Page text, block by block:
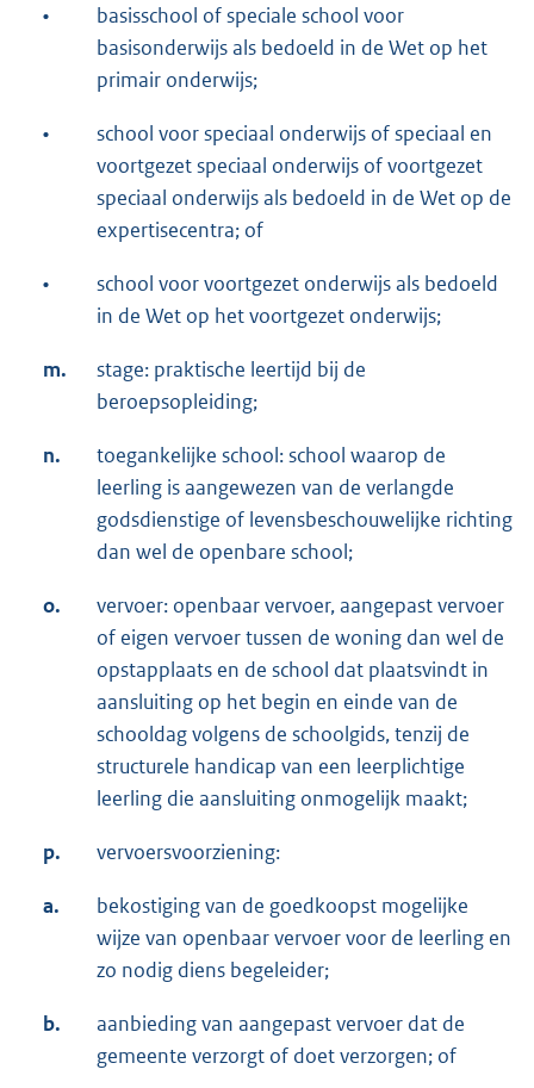
•
basisschool of speciale school voor
basisonderwijs als bedoeld in de Wet op het
primair onderwijs;
•
school voor speciaal onderwijs of speciaal en
voortgezet speciaal onderwijs of voortgezet
speciaal onderwijs als bedoeld in de Wet op de
expertisecentra; of
•
school voor voortgezet onderwijs als bedoeld
in de Wet op het voortgezet onderwijs;
m.
stage: praktische leertijd bij de
beroepsopleiding;
n.
toegankelijke school: school waarop de
leerling is aangewezen van de verlangde
godsdienstige of levensbeschouwelijke richting
dan wel de openbare school;
o.
vervoer: openbaar vervoer, aangepast vervoer
of eigen vervoer tussen de woning dan wel de
opstapplaats en de school dat plaatsvindt in
aansluiting op het begin en einde van de
schooldag volgens de schoolgids, tenzij de
structurele handicap van een leerplichtige
leerling die aansluiting onmogelijk maakt;
p. vervoersvoorziening:
a.
bekostiging van de goedkoopst mogelijke
wijze van openbaar vervoer voor de leerling en
zo nodig diens begeleider;
b.
aanbieding van aangepast vervoer dat de
gemeente verzorgt of doet verzorgen; of